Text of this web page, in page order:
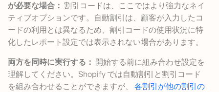
が必要な場合： 割引コードは、ここではより強力なネイ
ティブオプションです。自動割引は、顧客が入力したコ
ードの利用とは異なるため、割引コードの使用状況に特
化したレポート設定では表示されない場合があります。
両方を同時に実行する： 開始する前に組み合わせ設定を
理解してください。Shopify では自動割引と割引コード
を組み合わせることができますが、 各割引が他の割引の